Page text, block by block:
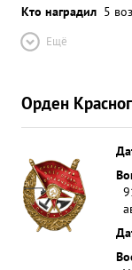
Кто наградил 5
Ещё
Орден